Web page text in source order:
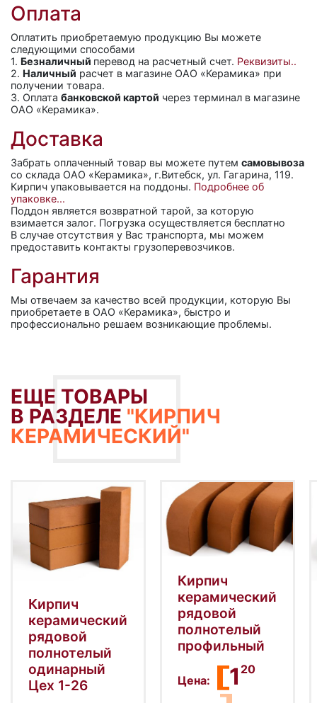
Оплата
Оплатить приобретаемую продукцию Вы можете
следующими способами
1. Безналичный перевод на расчетный счет. Реквизиты..
2. Наличный расчет в магазине ОАО «Керамика» при
получении товара.
3. Оплата банковской картой через терминал в магазине
ОАО «Керамика».
Доставка
Забрать оплаченный товар вы можете путем самовывоза
со склада ОАО «Керамика», г.Витебск, ул. Гагарина, 119.
Кирпич упаковывается на поддоны. Подробнее об
упаковке...
Поддон является возвратной тарой, за которую
взимается залог. Погрузка осуществляется бесплатно
В случае отсутствия у Вас транспорта, мы можем
предоставить контакты грузоперевозчиков.
Гарантия
Мы отвечаем за качество всей продукции, которую Вы
приобретаете в ОАО «Керамика», быстро и
профессионально решаем возникающие проблемы.
ЕЩЕ ТОВАРЫ
В РАЗДЕЛЕ "КИРПИЧ
КЕРАМИЧЕСКИЙ"
Кирпич
керамический
рядовой
полнотелый
одинарный
Цех 1-26
Кирпич
керамический
рядовой
полнотелый
профильный
Цена: 1 20